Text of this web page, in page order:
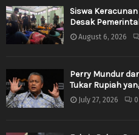
Siswa
Desak
August 6, 2026
Perry Mundur
Tukar Rupiah
July 27, 2026 0